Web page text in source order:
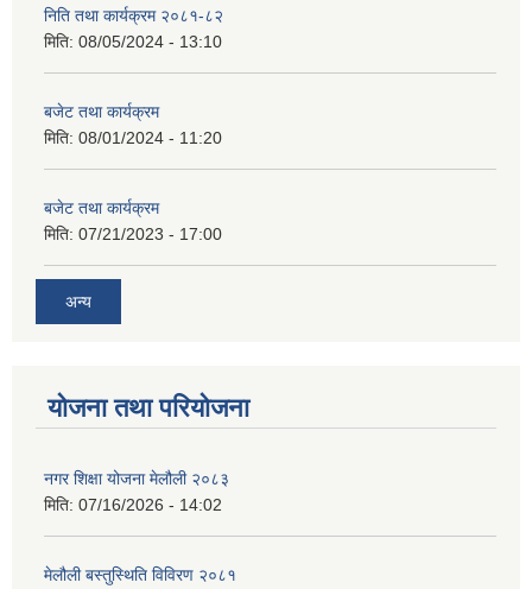
निति तथा कार्यक्रम २०८१-८२
मिति: 08/05/2024 - 13:10
बजेट तथा कार्यक्रम
मिति: 08/01/2024 - 11:20
बजेट तथा कार्यक्रम
मिति: 07/21/2023 - 17:00
अन्य
योजना तथा परियोजना
नगर शिक्षा योजना मेलौली २०८३
मिति: 07/16/2026 - 14:02
मेलौली बस्तुस्थिति विविरण २०८१